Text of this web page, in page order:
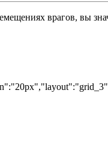
врагов, вы